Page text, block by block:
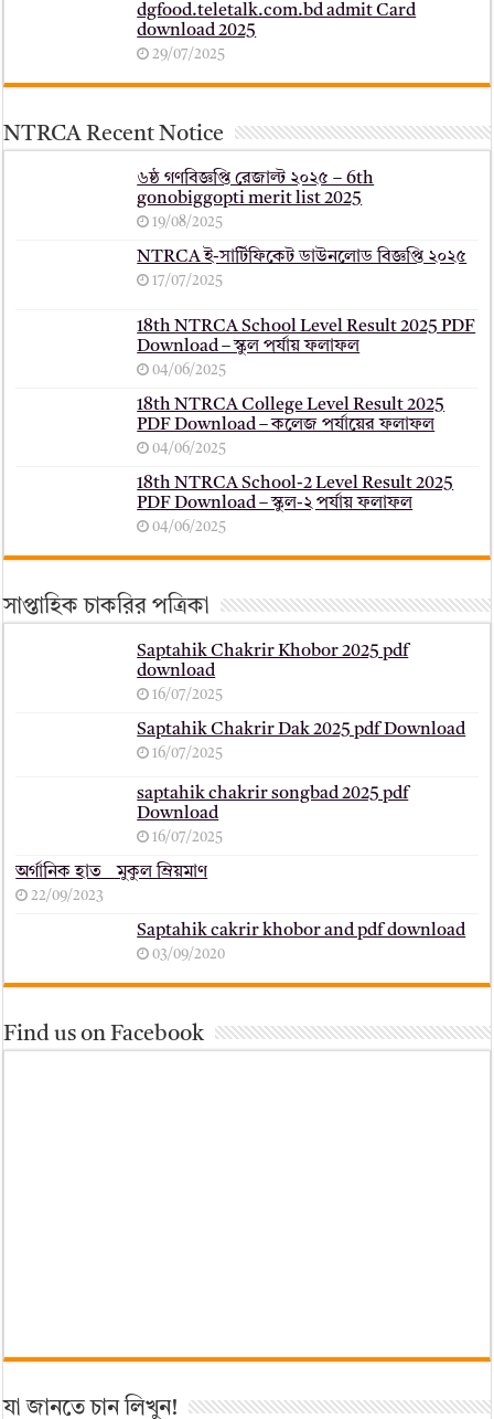
dgfood.teletalk.com.bd admit Card
download 2025
29/07/2025
NTRCA Recent Notice
৬ষ্ঠ গণবিজ্ঞপ্তি রেজাল্ট ২০২৫ – 6th
gonobiggopti merit list 2025
19/08/2025
NTRCA ই-সার্টিফিকেট ডাউনলোড বিজ্ঞপ্তি ২০২৫
17/07/2025
18th NTRCA School Level Result 2025 PDF
Download – স্কুল পর্যায় ফলাফল
04/06/2025
18th NTRCA College Level Result 2025
PDF Download – কলেজ পর্যায়ের ফলাফল
04/06/2025
18th NTRCA School-2 Level Result 2025
PDF Download – স্কুল-২ পর্যায় ফলাফল
04/06/2025
সাপ্তাহিক চাকরির পত্রিকা
Saptahik Chakrir Khobor 2025 pdf
download
16/07/2025
Saptahik Chakrir Dak 2025 pdf Download
16/07/2025
saptahik chakrir songbad 2025 pdf
Download
16/07/2025
অর্গানিক হাত _ মুকুল ম্রিয়মাণ
22/09/2023
Saptahik cakrir khobor and pdf download
03/09/2020
Find us on Facebook
যা জানতে চান লিখুন!